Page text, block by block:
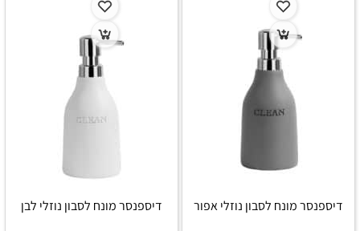
דיספנסר מונח לסבון נוזלי אפור דיספנסר מונח לסבון נוזלי לבן